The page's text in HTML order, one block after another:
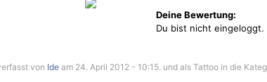
Deine Bewertung:
Du bist nicht eingeloggt.
von Ide am 24. April 2012 - 10:15. und als Tattoo in die